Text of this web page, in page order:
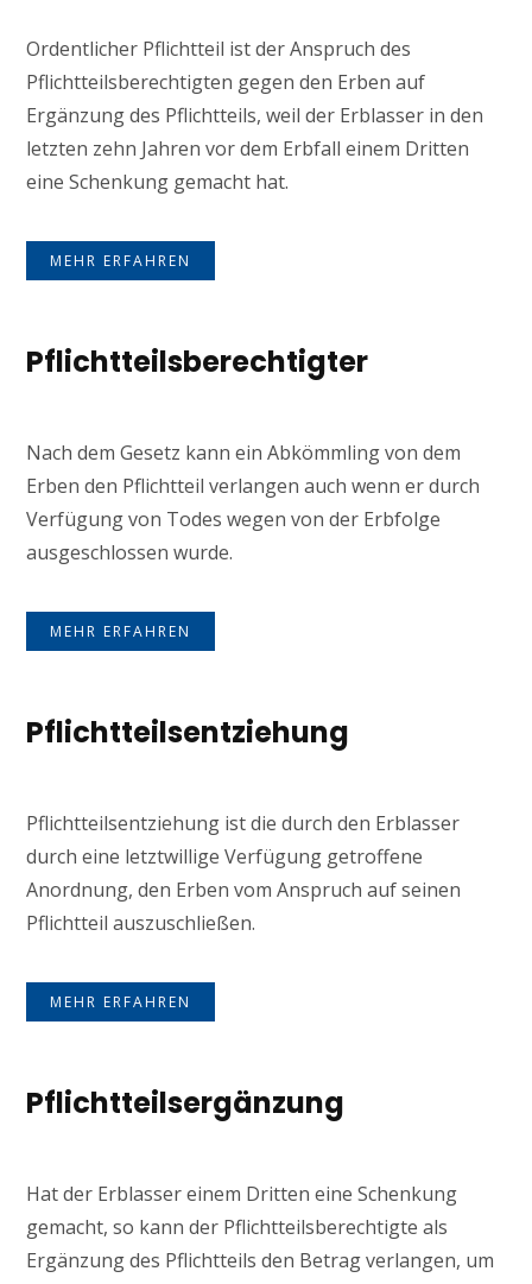
Ordentlicher Pflichtteil ist der Anspruch des
Pflichtteilsberechtigten gegen den Erben auf
Ergänzung des Pflichtteils, weil der Erblasser in den
letzten zehn Jahren vor dem Erbfall einem Dritten
eine Schenkung gemacht hat.
MEHR ERFAHREN
Pflichtteilsberechtigter
Nach dem Gesetz kann ein Abkömmling von dem
Erben den Pflichtteil verlangen auch wenn er durch
Verfügung von Todes wegen von der Erbfolge
ausgeschlossen wurde.
MEHR ERFAHREN
Pflichtteilsentziehung
Pflichtteilsentziehung ist die durch den Erblasser
durch eine letztwillige Verfügung getroffene
Anordnung, den Erben vom Anspruch auf seinen
Pflichtteil auszuschließen.
MEHR ERFAHREN
Pflichtteilsergänzung
Hat der Erblasser einem Dritten eine Schenkung
gemacht, so kann der Pflichtteilsberechtigte als
Ergänzung des Pflichtteils den Betrag verlangen, um